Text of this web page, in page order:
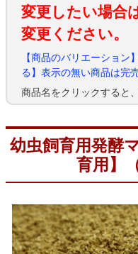
変更したい場合
変更ください。
【商品のバリエーション
る】表示の無い商品は完
商品名をクリックすると
幼虫飼育用発酵
育用】